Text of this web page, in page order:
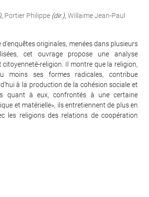
, Portier Philippe (dir.), Willaime Jean-Paul
d'enquêtes originales, menées dans plusieurs
cet ouvrage propose une analyse
religion. Il montre que la religion,
moins ses formes radicales, contribue
à la production de la cohésion sociale et
quant à eux, confrontés à une certaine
et matérielle», ils entretiennent de plus en
les religions des relations de coopération